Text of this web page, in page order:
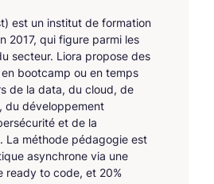
est un institut de formation
2017, qui figure parmi les
secteur. Liora propose des
bootcamp ou en temps
de la data, du cloud, de
du développement
et de la
La méthode pédagogie est
asynchrone via une
ready to code, et 20%